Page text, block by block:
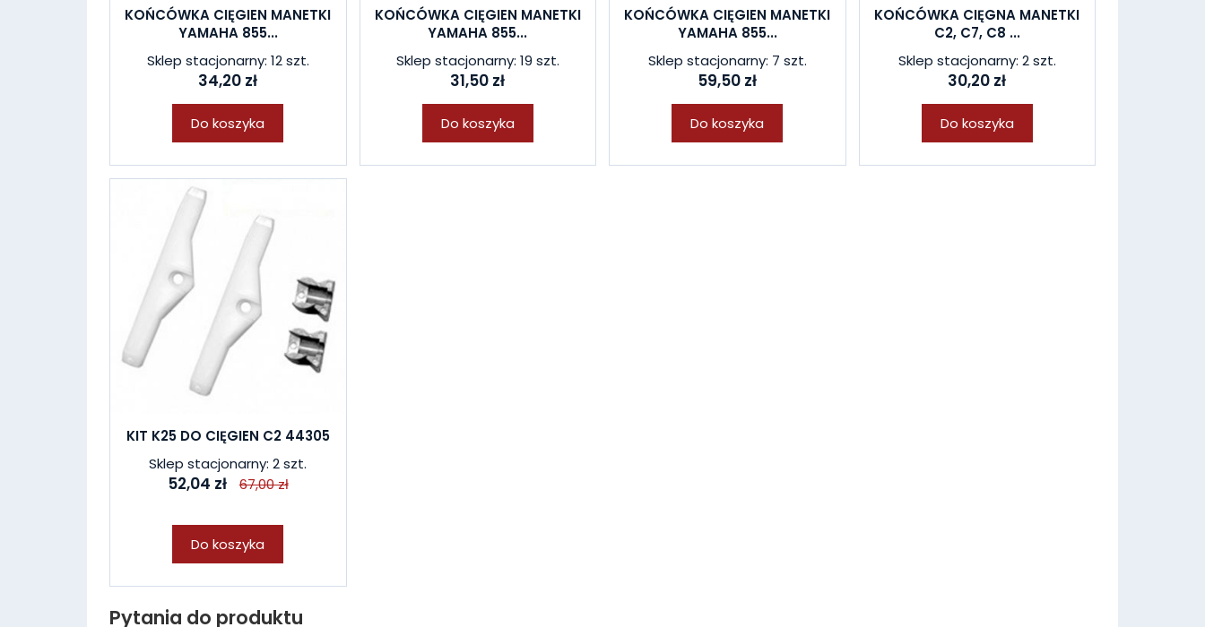
KOŃCÓWKA CIĘGIEN MANETKI
YAMAHA 855...
Sklep stacjonarny: 12 szt.
34,20 zł
Do koszyka
KOŃCÓWKA CIĘGIEN MANETKI
YAMAHA 855...
Sklep stacjonarny: 19 szt.
31,50 zł
Do koszyka
KOŃCÓWKA CIĘGIEN MANETKI
YAMAHA 855...
Sklep stacjonarny: 7 szt.
59,50 zł
Do koszyka
KOŃCÓWKA CIĘGNA MANETKI
C2, C7, C8 ...
Sklep stacjonarny: 2 szt.
30,20 zł
Do koszyka
KIT K25 DO CIĘGIEN C2 44305
Sklep stacjonarny: 2 szt.
52,04 zł 67,00 zł
Do koszyka
Pytania do produktu